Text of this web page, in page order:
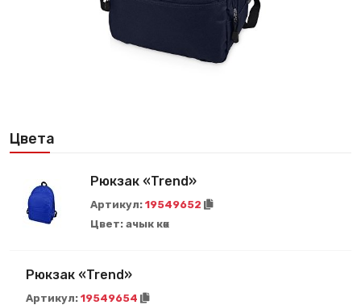
Цвета
Рюкзак «Trend»
Артикул: 19549652
Цвет: ачык көк
Рюкзак «Trend»
Артикул: 19549654